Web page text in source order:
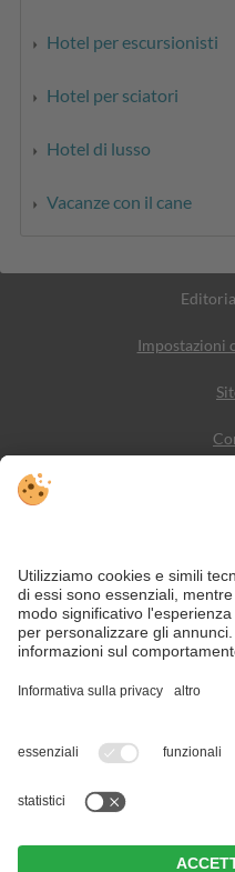
Hotel per escursionisti
Hotel per sciatori
Hotel di lusso
Vacanze con il cane
Editoria
Impostazioni
VIVODolomiti è il portale di
montagna indimenticabile –
Dolomiti, Patrimonio
Nonostante il lavoro accurato e il
possono verificare errori. Non
tutte le informazioni.
Per motivi di sicurezza, si prega di